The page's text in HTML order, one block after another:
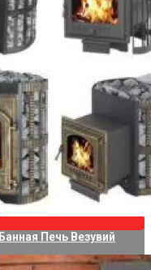
Рекордная Индексация
Пенсионеров Ждет
Банная Печь Везувий